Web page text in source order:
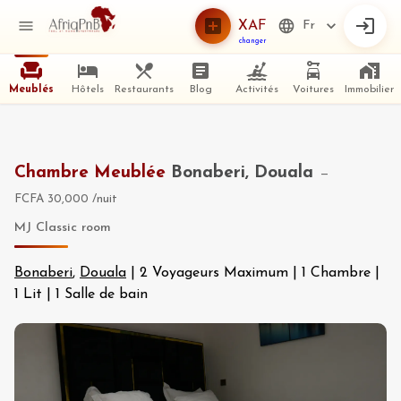
XAF
changer
Fr
Meublés Hôtels Restaurants Blog Activités Voitures Immobilier
Chambre Meublée Bonaberi, Douala —
FCFA 30,000 /nuit
MJ Classic room
Bonaberi, Douala 2 Voyageurs Maximum 1 Chambre
1 Lit
1 Salle de bain